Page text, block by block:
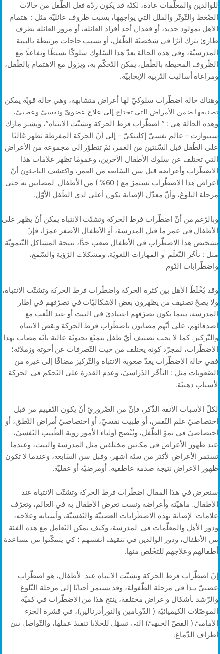
للوالدين والمعلّمات عادة، لكنّه قد يكون ردّة فعل الطّفل من حالات
الضّغط والتّوتّر والملل التي يواجهها، بسبب ظروف عائليّة مثل : اهتمام
الأهل بمولود جديد، أو فقدان أحد أفراد العائلة، أو مرور العائلة بظرف
طارئ يترك أثرًا في شخصيّة الطّفل، أو بسبب حاجات مرتبطة بالبيئة
المدرسيّة، وفي هذه الحالة يعدّ هذا السّلوك سلوكًا بسيطًا وتفاعلًا مع
الظّروف المحيطة بالطّفل، يمكن التّحكّم به، ويزول مع الاهتمام بالطّفل،
ومراعاة أساليب التّربية الإيجابيّة.
وهناك حالة اضطّراب سلوكيّ لها أعراض متشابهة، وهي حالة قويّة يمكن
تصنيفها ضمن الأمراض التي تحتاج إلى علاج عضويّ ونفسيّ وعصبيّ،
وهذه الحالة هي : ” اضطّراب فرط الحركة وتشتّت الانتباه”، ويشير مارك
ستيوارت – عالم نفسيّ إكلينكيّ – إلى أنّ الحركة المفرطة تظهر غالبًا
على الطّفل قبل السّنتين من العمر، ثمّ تتطوّر إلى مجموعة من الأعراض
التي تختلف عن سلوك الأطفال الآخرين، وعمومًا تظهر علامات هذا
الاضطّراب وأعراضه قبل سن السّابعة من العمر، واكتشف الباحثون أنّ
أعراض هذا الاضطّراب تستمرّ مع ( 60% ) من الأطفال المصابين به حتى
مرحلة البلوغ، وأنّ معدّل الإصابة يكون أعلى لدى الطّفل الأوّل.
وبالرّغم من أنّ اضطّراب فرط الحركة وتشتّت الانتباه يمكن أنْ يظهر على
الأطفال في عمر ما قبل المدرسة، أو الأطفال الأصغر عمرًا، فإنّ
تشخيص هذا الاضطّراب في الأطفال صعب جدًّا، نتيجة المشاكل التّنمويّة
مثل : تأخّر التّعلّم أو المهارات اللغويّة، ومشكلات الرّؤية والسّمع،
واضطّرابات النّوم.
وقد يُخْلَطْ الأهل بين كثرة الحركة واضطّراب فرط الحركة وتشتّت الانتباه،
ولا يصحّ تصنيف من يظهرون بعض الإشكاليّات في تصرّفهم في إطار
المدرسة، بينما يكون تصرّفهم اعتياديّ في البيت أو عند اللّعب مع
أصدقائهم، على أنّهم مصابون باضطّراب فرط الحركة ونقص الانتباه
والتّركيز، كما لا يجب تصنيف أيّ طفل يتمتّع بحيويّة عالية بأنّه مصاب بهذا
الاضطّراب، لمجرّد كونه يختلف من حيث التّصرفات عن أخوته وزملائه؛
ففي حالة الاضطّراب يعدّ صعوبة الانتباه والتّركيز مضافًا إلى غيره من
الصّعوبات مثل : التأخّر الدّراسيّ، وعدم القدرة على التّحكم في الحركة
لأسباب ذهنيّة.
لكلّ الأسباب الآنفة الذّكر، فإنّ من الضّروريّ أنْ يكون التّقييم من قبل
اختصاصيّ علم النّفس، أو طبيب نفسيّ، أو اختصاصيّ أمراض النّطق، أو
اختصاصيّ في نموّ الطّفل، ويُنْصح أولياء الأمور رؤية الطّبيب النّفسيّ،
عند ظهور الأعراض في مكانين مختلفين مثل المدرسة والبيت، وعندما
تستمر الأعراض لأكثر من ستّة أشهر، وقبل سن السّابعة، وعندما لا تكون
ظهور الأعراض نتيجة صدمة عاطفية، أومرضيّة أو عقليّة.
سنعرض في هذا المقال اضطّراب فرط الحركة وتشتّت الانتباه عند
الأطفال، ماهيّته وأعراضه ونسب تعرض الأطفال به في العالم، وتعرّف
علامات الإصابة بهذه الاضطّرابات العصبيّة والنّفسيّة، وأسبابه وعلاجه،
ودور الأهل والمعلّمات في المدرسة، وكيف يمكن التّعامل مع هذه الفئة
من الأطفال، ودور الوالدين في تثقيف أنفسهم ؛ كي يتمكّنوا من مساعدة
أطفالهم وعلاجهم للتخّلص منها.
إنّ اضطّراب فرط الحركة وتشتّت الانتباه عند الأطفال، هو اضطّراب
عصبيّ يبدأ في مرحلة الطّفولة، وقد يستمر أحيانًا إلى مرحلة البّلوغ
والرّشد بأشكال وأعراض مختلفة، ينتج هذا من الاضطّراب في كميّة
الموصّلات الكيميائيّة ( الدّوبامين والنورأدرنالين)، في قشرة الجزء
الأماميّ ( الفصّ الجبهيّ) التي تسهّل للخلايا تنفيذ عملها، والتّواصل بين
أطراف الدّماغ.